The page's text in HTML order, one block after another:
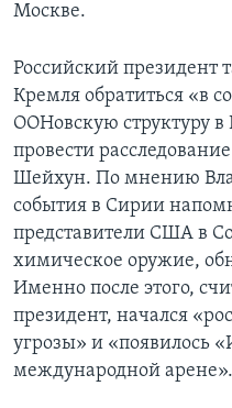
Москве.
Российский президент
Кремля обратиться «в
ООНовскую структуру в
провести
Шейхун. По мнению
события в Сирии
представители США в
химическое оружие,
Именно после этого,
президент, начался
угрозы» и «появилось
международной арене».